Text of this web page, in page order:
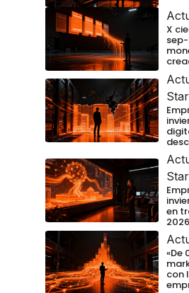
X
en
2026
«De
con